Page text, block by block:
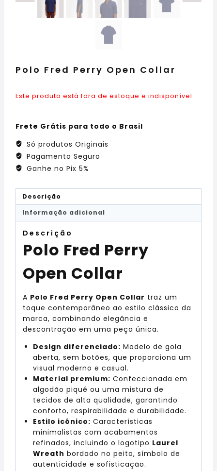
Polo Fred Perry Open Collar
Este produto está fora de estoque e indisponível.
Frete Grátis para todo o Brasil
Só produtos Originais
Pagamento Seguro
Ganhe no Pix 5%
Descrição
Informação adicional
Descrição
Polo Fred Perry
Open Collar
A Polo Fred Perry Open Collar traz um
toque contemporâneo ao estilo clássico da
marca, combinando elegância e
descontração em uma peça única.
Design diferenciado: Modelo de gola
aberta, sem botões, que proporciona um
visual moderno e casual.
Material premium: Confeccionada em
algodão piqué ou uma mistura de
tecidos de alta qualidade, garantindo
conforto, respirabilidade e durabilidade.
Estilo icônico: Características
minimalistas com acabamentos
refinados, incluindo o logotipo Laurel
Wreath bordado no peito, símbolo de
autenticidade e sofisticação.